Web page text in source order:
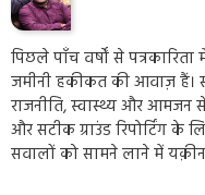
पिछले पाँच वर्षों से
जमीनी हकीकत की आवाज़ हैं।
राजनीति, स्वास्थ्य और आमजन
और सटीक ग्राउंड रिपोर्टिंग
सवालों को सामने लाने में